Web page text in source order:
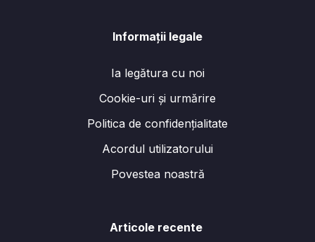
Informații legale
Ia legătura cu noi
Cookie-uri și urmărire
Politica de confidențialitate
Acordul utilizatorului
Povestea noastră
Articole recente